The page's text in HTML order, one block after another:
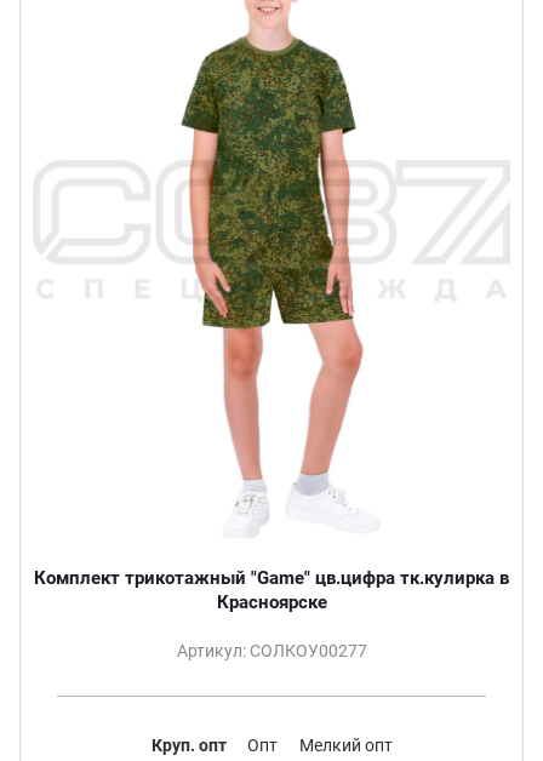
Комплект трикотажный "Game" цв.цифра тк.кулирка в
Красноярске
Артикул: СОЛКОУ00277
Круп. опт Опт Мелкий опт